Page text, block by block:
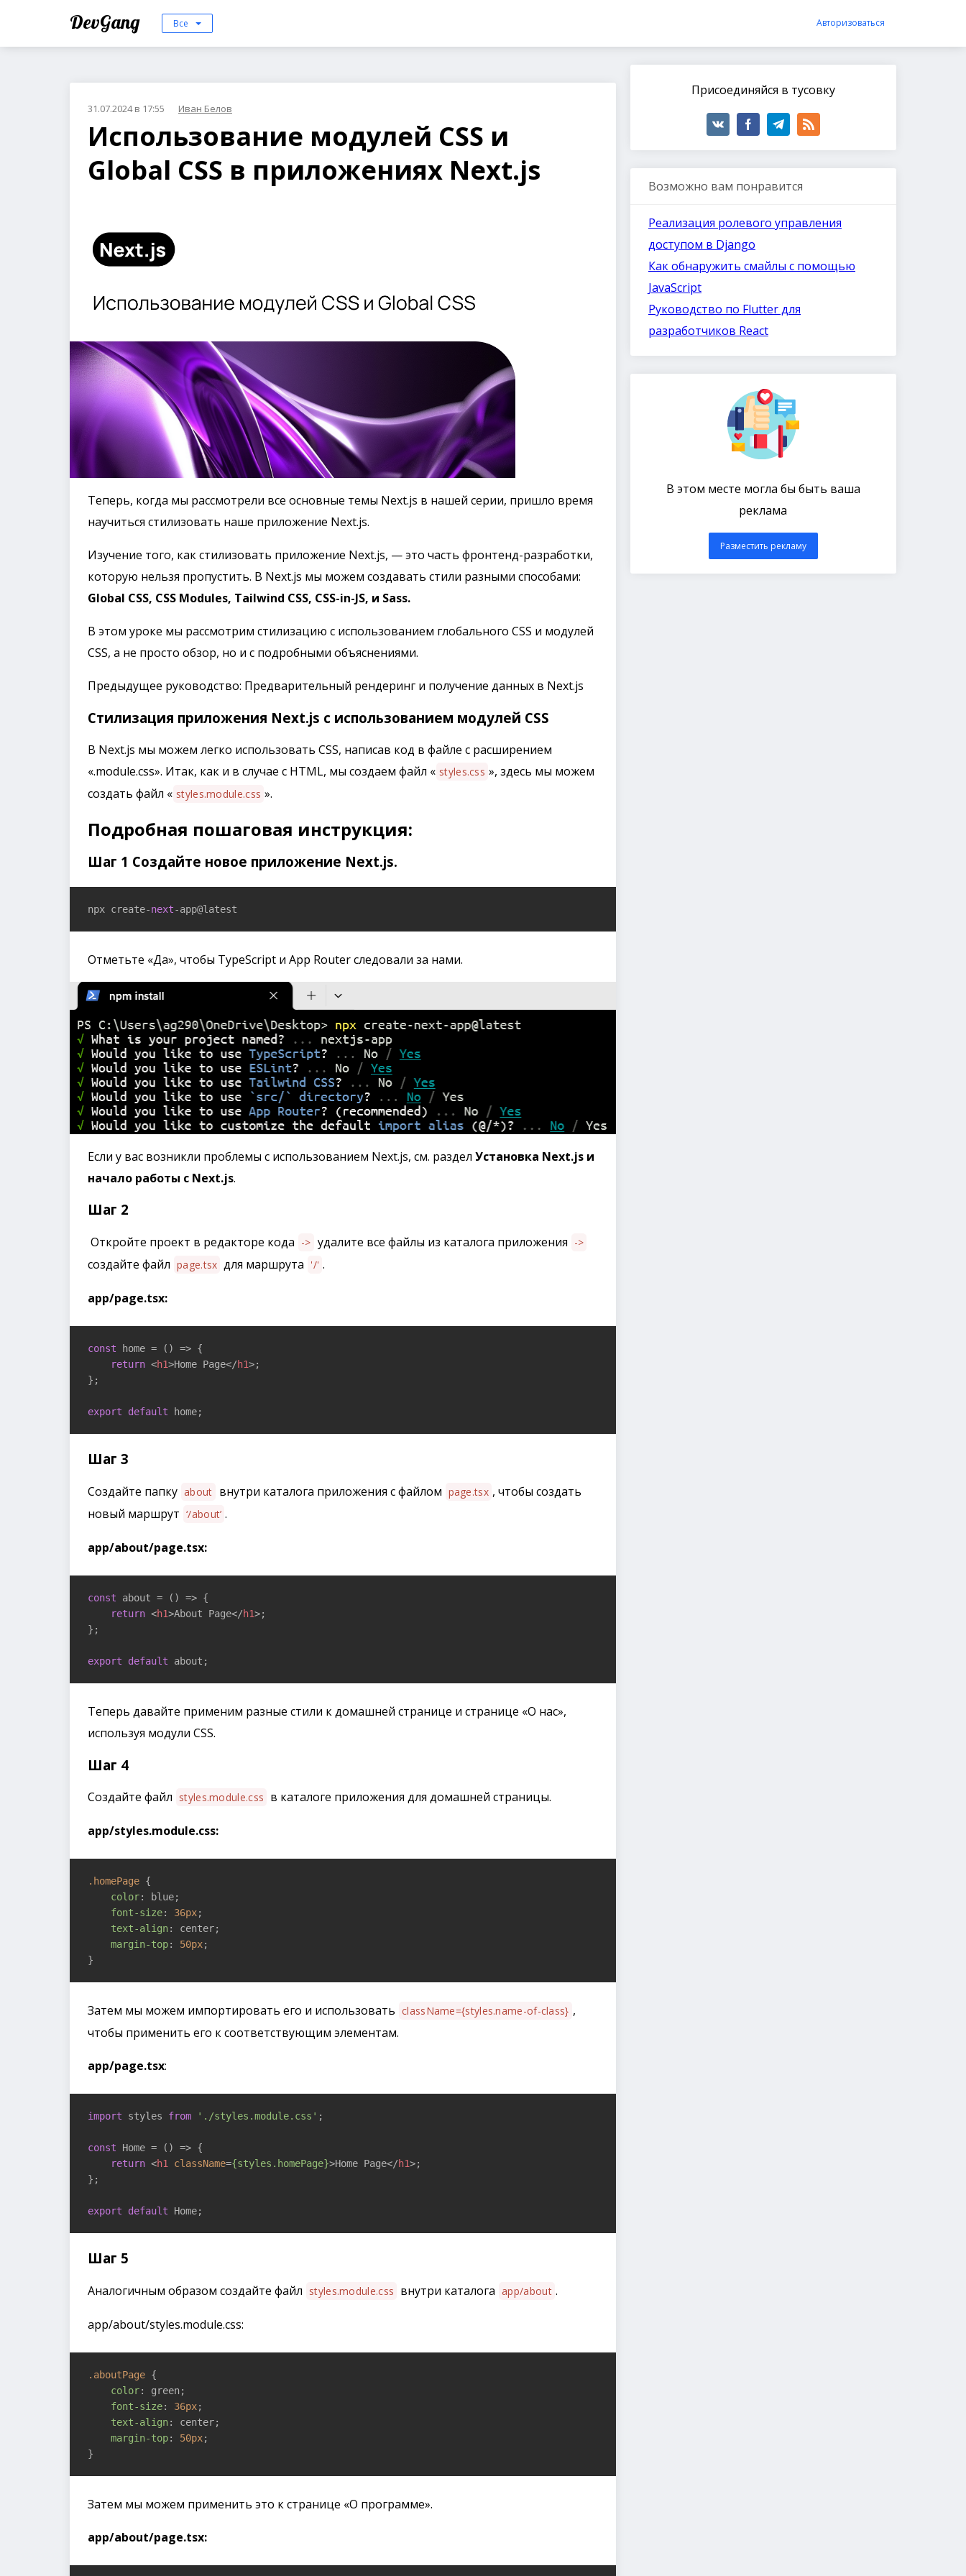
DevGang Все Авторизоваться
31.07.2024 в 17:55 Иван Белов
Использование модулей CSS и
Global CSS в приложениях Next.js
Теперь, когда мы рассмотрели все основные темы Next.js в нашей серии, пришло время
научиться стилизовать наше приложение Next.js.
Изучение того, как стилизовать приложение Next.js, — это часть фронтенд-разработки,
которую нельзя пропустить. В Next.js мы можем создавать стили разными способами:
Global CSS, CSS Modules, Tailwind CSS, CSS-in-JS, и Sass.
В этом уроке мы рассмотрим стилизацию с использованием глобального CSS и модулей
CSS, а не просто обзор, но и с подробными объяснениями.
Предыдущее руководство: Предварительный рендеринг и получение данных в Next.js
Стилизация приложения Next.js с использованием модулей CSS
В Next.js мы можем легко использовать CSS, написав код в файле с расширением
«.module.css». Итак, как и в случае с HTML, мы создаем файл « styles.css », здесь мы можем
создать файл « styles.module.css ».
Подробная пошаговая инструкция:
Шаг 1 Создайте новое приложение Next.js.
npx create-next-app@latest
Отметьте «Да», чтобы TypeScript и App Router следовали за нами.
Если у вас возникли проблемы с использованием Next.js, см. раздел Установка Next.js и
начало работы с Next.js.
Шаг 2
Откройте проект в редакторе кода -> удалите все файлы из каталога приложения ->
создайте файл page.tsx для маршрута '/' .
app/page.tsx:
const home = () => {
return <h1>Home Page</h1>;
};
export default home;
Шаг 3
Создайте папку about внутри каталога приложения с файлом page.tsx , чтобы создать
новый маршрут ‘/about’ .
app/about/page.tsx:
const about = () => {
return <h1>About Page</h1>;
};
export default about;
Теперь давайте применим разные стили к домашней странице и странице «О нас»,
используя модули CSS.
Шаг 4
Создайте файл styles.module.css в каталоге приложения для домашней страницы.
app/styles.module.css:
.homePage {
color: blue;
font-size: 36px;
text-align: center;
margin-top: 50px;
}
Затем мы можем импортировать его и использовать className={styles.name-of-class} ,
чтобы применить его к соответствующим элементам.
app/page.tsx:
import styles from './styles.module.css' ;
const Home = () => {
return <h1 className={styles.homePage}>Home Page</h1>;
};
export default Home;
Шаг 5
Аналогичным образом создайте файл styles.module.css внутри каталога app/about .
app/about/styles.module.css:
.aboutPage {
color: green;
font-size: 36px;
text-align: center;
margin-top: 50px;
}
Затем мы можем применить это к странице «О программе».
app/about/page.tsx:
Присоединяйся в тусовку
Возможно вам понравится
Реализация ролевого управления
доступом в Django
Как обнаружить смайлы с помощью
JavaScript
Руководство по Flutter для
разработчиков React
В этом месте могла бы быть ваша
реклама
Разместить рекламу